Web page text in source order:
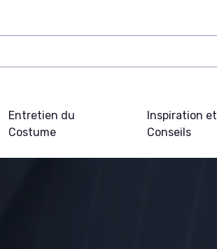
Entretien du
Costume
Inspiration et
Conseils